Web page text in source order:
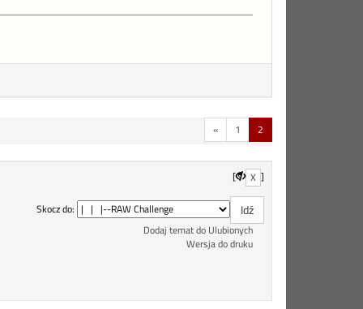
« 1 2
[ X ]
Skocz do:
Dodaj temat do Ulubionych
Wersja do druku